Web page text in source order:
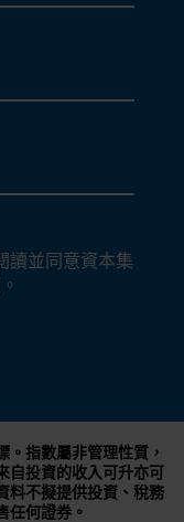
讀並同意資本集
。指數屬非管理性質，
自投資的收入可升亦可
料不擬提供投資、稅務
任何證券。